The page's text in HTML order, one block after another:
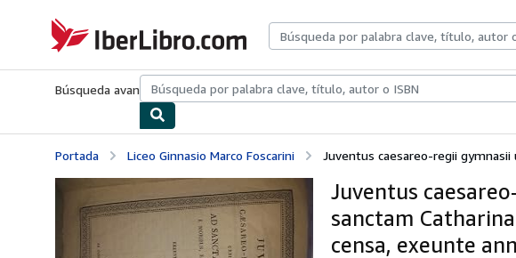
IberLibro.com
Búsqueda avanzadaColecciones Libros antiguosArte y coleccionismo
Portada Liceo Ginnasio Marco Foscarini Juventus caesareo-regii
Juventus
sanctam
censa, exeunte